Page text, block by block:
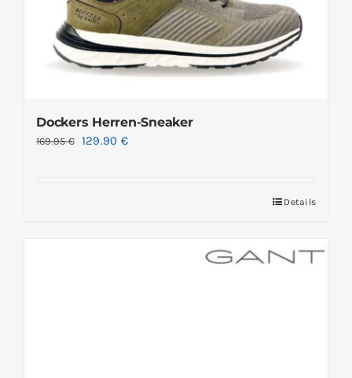
Dockers Herren-Sneaker
169.95€ 129.90 €
Details